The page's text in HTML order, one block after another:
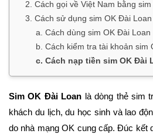
2. Cách gọi về Việt Nam bằng sim
3. Cách sử dụng sim OK Đài Loan
a. Cách dùng sim OK Đài Loan
b. Cách kiểm tra tài khoản sim
c. Cách nạp tiền sim OK Đài
Sim OK Đài Loan là dòng thẻ sim
khách du lịch, du học sinh và lao
do nhà mạng OK cung cấp. Đúc kết